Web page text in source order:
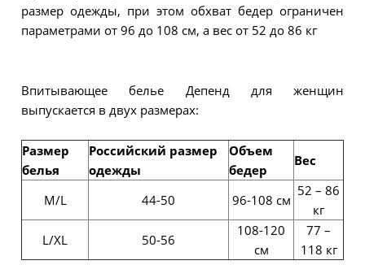
размер одежды, при этом обхват бедер ограничен
параметрами от 96 до 108 см, а вес от 52 до 86 кг
Впитывающее белье Депенд для женщин
выпускается в двух размерах:
Размер
белья
Российский размер
одежды
Объем
бедер
Вес
M/L 44-50 96-108 см
52 – 86
кг
L/XL
50-56
108-120
см
77 –
118 кг